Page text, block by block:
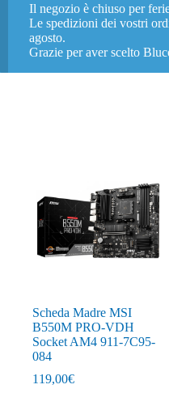
Il negozio è chiuso per
Le spedizioni dei vostri
agosto.
Grazie per aver scelto
Scheda Madre MSI
B550M PRO-VDH
Socket AM4 911-7C95-
084
119,00€